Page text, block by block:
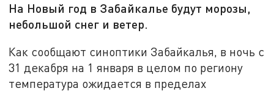
На Новый год в Забайкалье будут морозы,
небольшой снег и ветер.
Как сообщают синоптики Забайкалья, в ночь с
31 декабря на 1 января в целом по региону
температура ожидается в пределах